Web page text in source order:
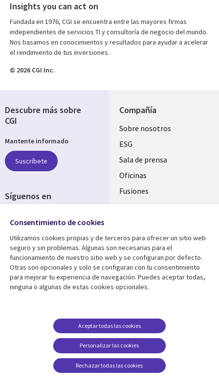
Insights you can act on
Fundada en 1976, CGI se encuentra entre las mayores firmas
independientes de servicios TI y consultoría de negocio del mundo.
Nos basamos en conocimientos y resultados para ayudar a acelerar
el rendimiento de tus inversiones.
© 2026 CGI Inc.
Compañía
Useful
links
SPAIN
Sobre nosotros
ESG
Sala de prensa
Oficinas
Fusiones
Inversores
Centro de Recursos
Library
Links
Artículos
Blogs
Casos de éxito
Puntos de vista
Ayuda
Legal
SPAIN
Aviso Legal
Política de Privacidad
Gestión de cookies
Descubre más sobre
CGI
Mantente informado
Suscríbete
Síguenos en
Media
SPAIN
Consentimiento de cookies
Utilizamos cookies propias y de terceros para ofrecer un sitio web
seguro y sin problemas. Algunas son necesarias para el
funcionamiento de nuestro sitio web y se configuran por defecto.
Otras son opcionales y solo se configuran con tu consentimiento
para mejorar tu experiencia de navegación. Puedes aceptar todas,
ninguna o algunas de estas cookies opcionales.
Personalizar las cookies
Aceptar todas las cookies
Rechazar todas las cookies